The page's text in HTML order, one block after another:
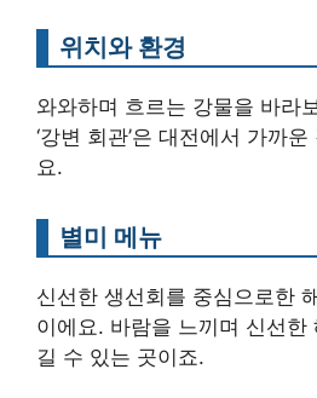
위치와 환경
와와하며 흐르는 강물을 바라
‘강변 회관’은 대전에서 가까
요.
별미 메뉴
신선한 생선회를 중심으로한
이에요. 바람을 느끼며 신선한
길 수 있는 곳이죠.